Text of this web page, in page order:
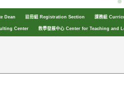
Dean 註冊組 Registration Section 課務組
Center 教學發展中心 Center for Teaching and